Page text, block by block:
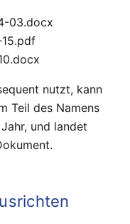
03.docx
nutzt, kann
Teil des Namens
und landet